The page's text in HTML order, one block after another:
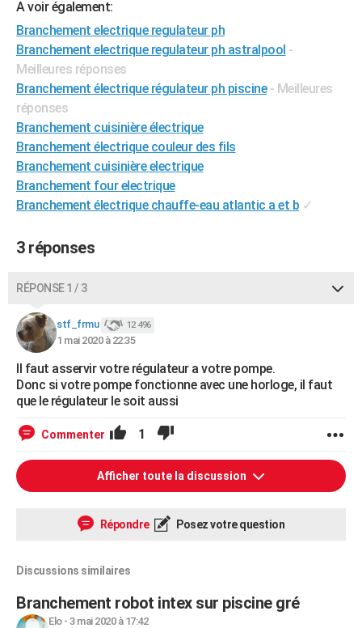
A voir également:
Branchement electrique regulateur ph
Branchement electrique regulateur ph astralpool -
Meilleures réponses
Branchement électrique régulateur ph piscine - Meilleures
réponses
Branchement cuisinière électrique
Branchement électrique couleur des fils
Branchement cuisinière electrique
Branchement four electrique
Branchement électrique chauffe-eau atlantic a et b ✓
3 réponses
RÉPONSE 1 / 3
stf_frmu 12 496
1 mai 2020 à 22:35
Il faut asservir votre régulateur a votre pompe.
Donc si votre pompe fonctionne avec une horloge, il faut
que le régulateur le soit aussi
Commenter 1
Afficher toute la discussion
Répondre Posez votre question
Discussions similaires
Branchement robot intex sur piscine gré
Elo- 3 mai 2020 à 17:42